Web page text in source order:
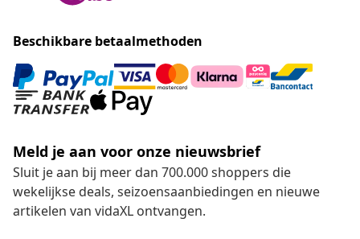
Beschikbare betaalmethoden
Meld je aan voor onze nieuwsbrief
Sluit je aan bij meer dan 700.000 shoppers die
wekelijkse deals, seizoensaanbiedingen en nieuwe
artikelen van vidaXL ontvangen.